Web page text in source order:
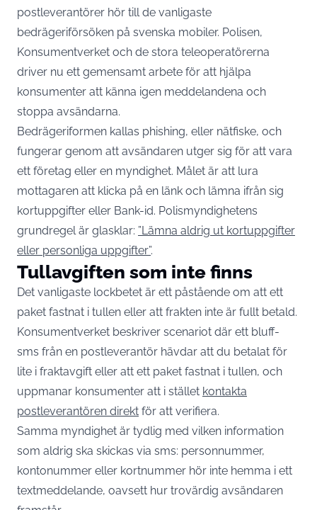
postleverantörer hör till de vanligaste
bedrägeriförsöken på svenska mobiler. Polisen,
Konsumentverket och de stora teleoperatörerna
driver nu ett gemensamt arbete för att hjälpa
konsumenter att känna igen meddelandena och
stoppa avsändarna.
Bedrägeriformen kallas phishing, eller nätfiske, och
fungerar genom att avsändaren utger sig för att vara
ett företag eller en myndighet. Målet är att lura
mottagaren att klicka på en länk och lämna ifrån sig
kortuppgifter eller Bank-id. Polismyndighetens
grundregel är glasklar: ”Lämna aldrig ut kortuppgifter
eller personliga uppgifter”.
Tullavgiften som inte finns
Det vanligaste lockbetet är ett påstående om att ett
paket fastnat i tullen eller att frakten inte är fullt betald.
Konsumentverket beskriver scenariot där ett bluff-
sms från en postleverantör hävdar att du betalat för
lite i fraktavgift eller att ett paket fastnat i tullen, och
uppmanar konsumenter att i stället kontakta
postleverantören direkt för att verifiera.
Samma myndighet är tydlig med vilken information
som aldrig ska skickas via sms: personnummer,
kontonummer eller kortnummer hör inte hemma i ett
textmeddelande, oavsett hur trovärdig avsändaren